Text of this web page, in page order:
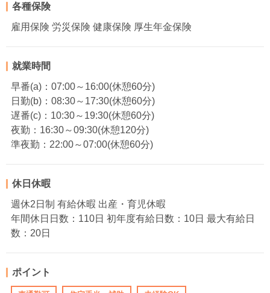
各種保険
雇用保険 労災保険 健康保険 厚生年金保険
就業時間
早番(a)：07:00～16:00(休憩60分)
日勤(b)：08:30～17:30(休憩60分)
遅番(c)：10:30～19:30(休憩60分)
夜勤：16:30～09:30(休憩120分)
準夜勤：22:00～07:00(休憩60分)
休日休暇
週休2日制 有給休暇 出産・育児休暇
年間休日日数：110日 初年度有給日数：10日 最大有給日
数：20日
ポイント